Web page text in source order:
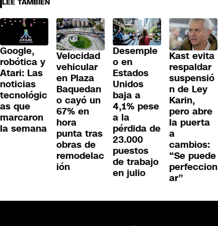
LEE TAMBIÉN
Google,
robótica y
Atari: Las
noticias
tecnológic
as que
marcaron
la semana
Velocidad
vehicular
en Plaza
Baquedan
o cayó un
67% en
hora
punta tras
obras de
remodelac
ión
Desemple
o en
Estados
Unidos
baja a
4,1% pese
a la
pérdida de
23.000
puestos
de trabajo
en julio
Kast evita
respaldar
suspensió
n de Ley
Karin,
pero abre
la puerta
a
cambios:
“Se puede
perfeccion
ar”